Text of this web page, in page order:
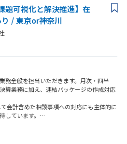
ル類を利用したプロジェクト計画の立案
ケジュール/コスト/リスク/品質管理の実践
振り返り及び今後の課題洗い出し/ドキュ
ホルダーマネジメント対応（各種調整対応
Q
ント作成などで積極的に活用しています
題可視化と解決推進】在
/ 東京or神奈川
務全般を担当いただきます。月次・四半
算業務に加え、連結パッケージの作成対応
会計含めた相談事項への対応にも主体的に
しています。
ジ、会社法書類の作成